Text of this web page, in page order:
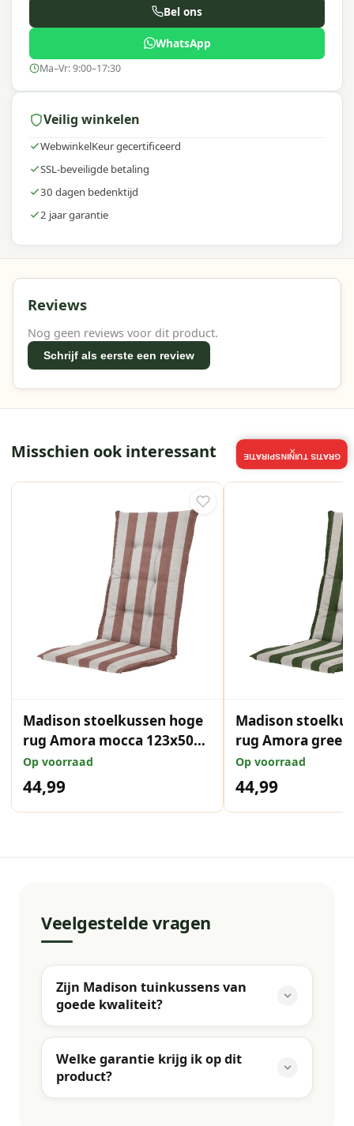
Bel ons
WhatsApp
Ma–Vr: 9:00–17:30
Veilig winkelen
WebwinkelKeur gecertificeerd
SSL-beveiligde betaling
30 dagen bedenktijd
2 jaar garantie
Reviews
Nog geen reviews voor dit product.
Schrijf als eerste een review
Misschien ook interessant
Madison stoelkussen hoge
rug Amora mocca 123x50
cm
Op voorraad
44,99
Madison
rug Amora green
cm
Op voorraad
44,99
Veelgestelde vragen
Zijn Madison tuinkussens van
goede kwaliteit?
Welke garantie krijg ik op dit
product?
GRATIS TUININSPIRATIE
×